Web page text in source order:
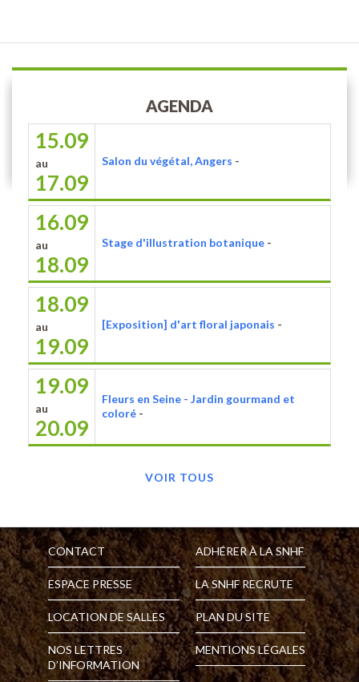
AGENDA
15.09
au
17.09
Salon du végétal, Angers -
16.09
au
18.09
Stage d'illustration botanique -
18.09
au
19.09
[Exposition] d'art floral japonais -
19.09
au
20.09
Fleurs en Seine - Jardin gourmand et
coloré -
VOIR TOUS
CONTACT
ESPACE PRESSE
LOCATION DE SALLES
NOS LETTRES
D’INFORMATION
ADHÉRER À LA SNHF
LA SNHF RECRUTE
PLAN DU SITE
MENTIONS LÉGALES